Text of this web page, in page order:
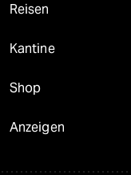
Reisen
Kantine
Shop
Anzeigen